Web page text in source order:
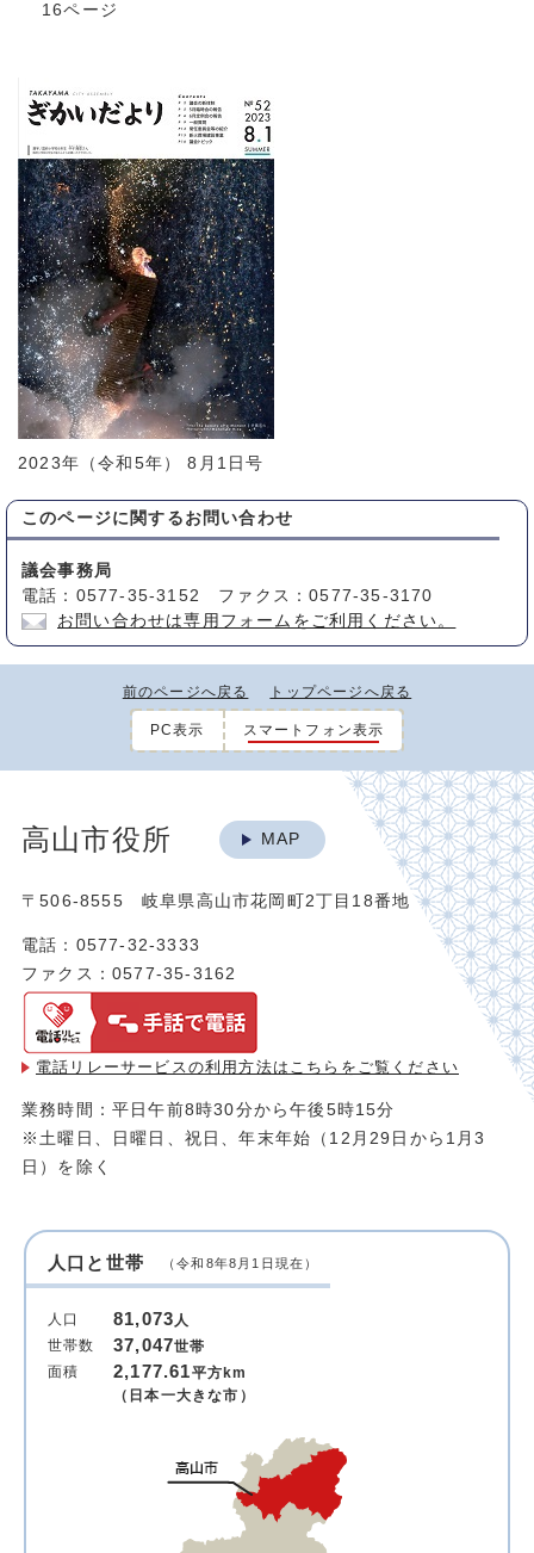
16ページ
2023年（令和5年） 8月1日号
このページに関する お問い合わせ
議会事務局
電話：0577-35-3152 ファクス：0577-35-3170
お問い合わせは専用フォームをご利用ください。
前のページへ戻る トップページへ戻る
PC表示 スマートフォン表示
高山市役所 MAP
〒506-8555 岐阜県高山市花岡町2丁目18番地
電話：0577-32-3333
ファクス：0577-35-3162
電話リレーサービスの利用方法は こちらをご覧ください
業務時間：平日午前8時30分から午後5時15分
※土曜日、日曜日、祝日、年末年始（12月29日から1月3
日）を除く
人口と世帯 （令和8年8月1日現在）
人口 81,073人
世帯数
37,047世帯
面積
2,177.61平方km
（日本一大きな市）